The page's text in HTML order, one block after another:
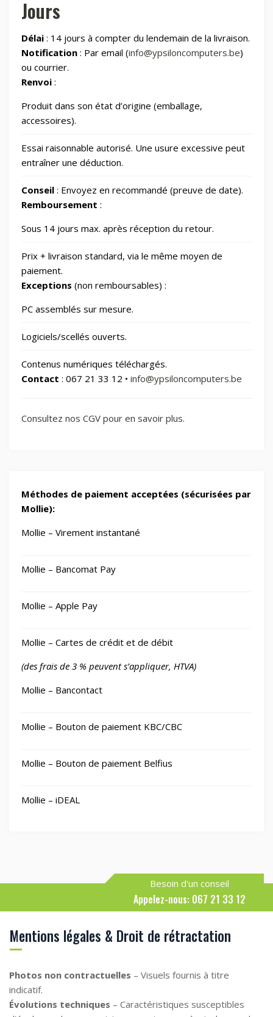
Montres & Rings 100
Outillage
Photos et Caméras 797
Santé et beauté 65
Smart Home/Lighting/Lighting fixtures
Smartphones & Tablets
Vélos & Trottinettes
Jours
Délai : 14 jours à compter du lendemain de la livraison.
Notification : Par email (info@ypsiloncomputers.be)
ou courrier.
Renvoi :
Produit dans son état d’origine (emballage,
accessoires).
Essai raisonnable autorisé. Une usure excessive peut
entraîner une déduction.
Conseil : Envoyez en recommandé (preuve de date).
Remboursement :
Sous 14 jours max. après réception du retour.
Prix + livraison standard, via le même moyen de
paiement.
Exceptions (non remboursables) :
PC assemblés sur mesure.
Logiciels/scellés ouverts.
Contenus numériques téléchargés.
Contact : 067 21 33 12 • info@ypsiloncomputers.be
Consultez nos CGV pour en savoir plus.
Méthodes de paiement acceptées (sécurisées par
Mollie):
Mollie – Virement instantané
Mollie – Bancomat Pay
Mollie – Apple Pay
Mollie – Cartes de crédit et de débit
(des frais de 3 % peuvent s’appliquer, HTVA)
Mollie – Bancontact
Mollie – Bouton de paiement KBC/CBC
Mollie – Bouton de paiement Belfius
Mollie – iDEAL
Besoin d'un conseil
Appelez-nous: 067 21 33 12
Mentions légales & Droit de rétractation
Photos non contractuelles – Visuels fournis à titre
indicatif.
Évolutions techniques – Caractéristiques susceptibles